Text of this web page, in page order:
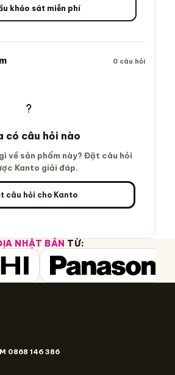
khảo sát miễn phí
0 câu hỏi
có câu hỏi nào
về sản phẩm này? Đặt câu hỏi
Kanto giải đáp.
câu hỏi cho Kanto
NHẬT BẢN TỪ:
0868 146 386